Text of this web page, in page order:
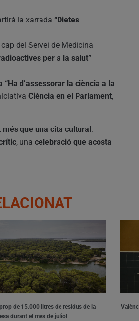
la xarrada “Dietes
cap del Servei de Medicina
per a la salut”
“Ha d’assessorar la ciència a la
Ciència en el Parlament,
més que una cita cultural :
, una celebració que acosta
de 15.000 litres de residus de la
durant el mes de juliol